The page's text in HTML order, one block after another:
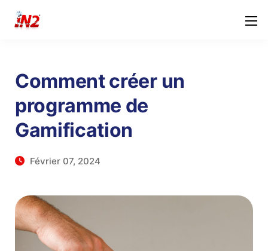
Comment créer un
programme de
Gamification
Février 07, 2024